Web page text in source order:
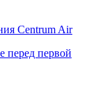
Centrum Air
перед первой